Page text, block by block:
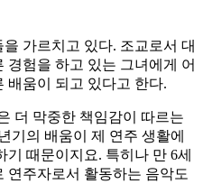
가르치고 있다. 조교로서 대
경험을 하고 있는 그녀에게 어
배움이 되고 있다고 한다.
더 막중한 책임감이 따르는
기의 배움이 제 연주 생활에
때문이지요. 특히나 만 6세
연주자로서 활동하는 음악도